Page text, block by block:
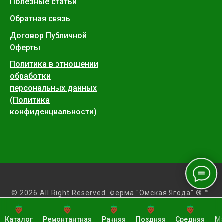
Каталог Ремонтантная Ранняя Поздняя Средняя
Обратная связь
Договор Публичной
Оферты
Политика в отношении
обработки
персональных данных
(Политика
конфиденциальности)
© 2026 All Right Reserved. Ферма "Омская Ягода" ® ™.
Напишите нам:
sales@omskayayagoda.ru